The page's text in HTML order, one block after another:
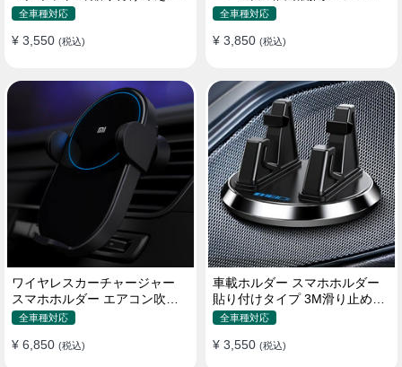
し口 合金 多機種対応
全車種対応
¥ 3,550 (税込)
吹き出し口用 クリップ式 車
全車種対応
¥ 3,850 (税込)
ワイヤレスカーチャージャー
スマホホルダー エアコン吹き
出し口/ 貼り付け
全車種対応
¥ 6,850 (税込)
車載ホルダー スマホホルダー
貼り付けタイプ 3M滑り止めシ
リコンパッド 全機種
全車種対応
¥ 3,550 (税込)